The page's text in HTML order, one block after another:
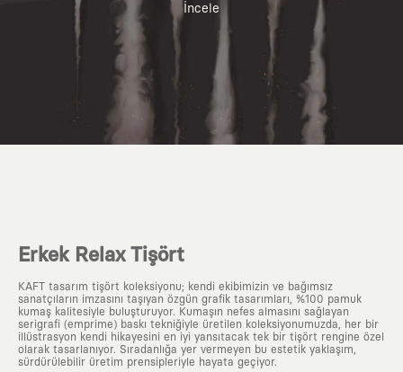
İncele
Erkek Relax Tişört
KAFT tasarım tişört koleksiyonu; kendi ekibimizin ve bağımsız
sanatçıların imzasını taşıyan özgün grafik tasarımları, %100 pamuk
kumaş kalitesiyle buluşturuyor. Kumaşın nefes almasını sağlayan
serigrafi (emprime) baskı tekniğiyle üretilen koleksiyonumuzda, her bir
illüstrasyon kendi hikayesini en iyi yansıtacak tek bir tişört rengine özel
olarak tasarlanıyor. Sıradanlığa yer vermeyen bu estetik yaklaşım,
sürdürülebilir üretim prensipleriyle hayata geçiyor.